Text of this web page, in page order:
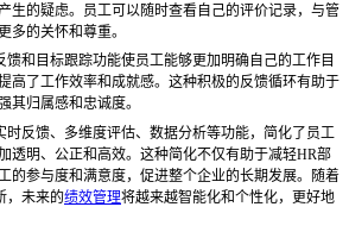
生的疑虑。员工可以随时查看自己的评价记录，与管
多的关怀和尊重。
馈和目标跟踪功能使员工能够更加明确自己的工作目
高了工作效率和成就感。这种积极的反馈循环有助于
其归属感和忠诚度。
时反馈、多维度评估、数据分析等功能，简化了员工
透明、公正和高效。这种简化不仅有助于减轻HR部
的参与度和满意度，促进整个企业的长期发展。随着
，未来的绩效管理将越来越智能化和个性化，更好地